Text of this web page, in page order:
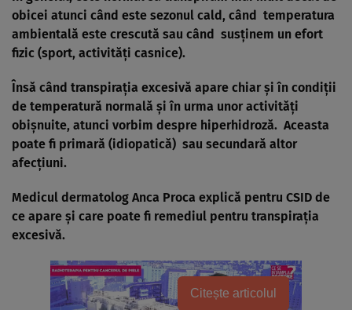
obicei atunci când este sezonul cald, când temperatura
ambientală este crescută sau când susţinem un efort
fizic (sport, activităţi casnice).
Însă când transpiraţia excesivă apare chiar şi în condiţii
de temperatură normală şi în urma unor activităţi
obişnuite, atunci vorbim despre hiperhidroză. Aceasta
poate fi primară (idiopatică) sau secundară altor
afecţiuni.
Medicul dermatolog Anca Proca explică pentru CSID de
ce apare şi care poate fi remediul pentru transpiraţia
excesivă.
Citește articolul